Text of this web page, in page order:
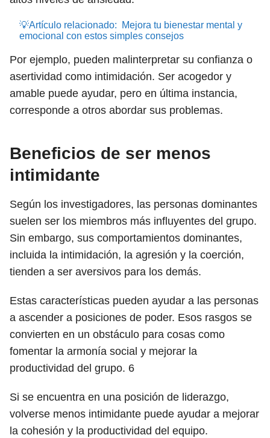
💡Artículo relacionado:
Mejora tu bienestar mental y
emocional con estos simples consejos
Por ejemplo, pueden malinterpretar su confianza o
asertividad como intimidación. Ser acogedor y
amable puede ayudar, pero en última instancia,
corresponde a otros abordar sus problemas.
Beneficios de ser menos
intimidante
Según los investigadores, las personas dominantes
suelen ser los miembros más influyentes del grupo.
Sin embargo, sus comportamientos dominantes,
incluida la intimidación, la agresión y la coerción,
tienden a ser aversivos para los demás.
Estas características pueden ayudar a las personas
a ascender a posiciones de poder. Esos rasgos se
convierten en un obstáculo para cosas como
fomentar la armonía social y mejorar la
productividad del grupo. 6
Si se encuentra en una posición de liderazgo,
volverse menos intimidante puede ayudar a mejorar
la cohesión y la productividad del equipo.